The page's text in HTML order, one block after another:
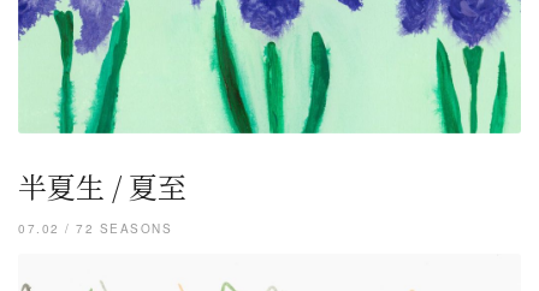
半夏生 / 夏至
07.02 / 72 SEASONS